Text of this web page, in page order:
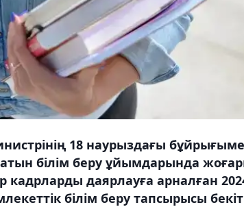
18 наурыздағы
білім беру ұйымдарында
кадрларды даярлауға арналған
білім беру тапсырысы